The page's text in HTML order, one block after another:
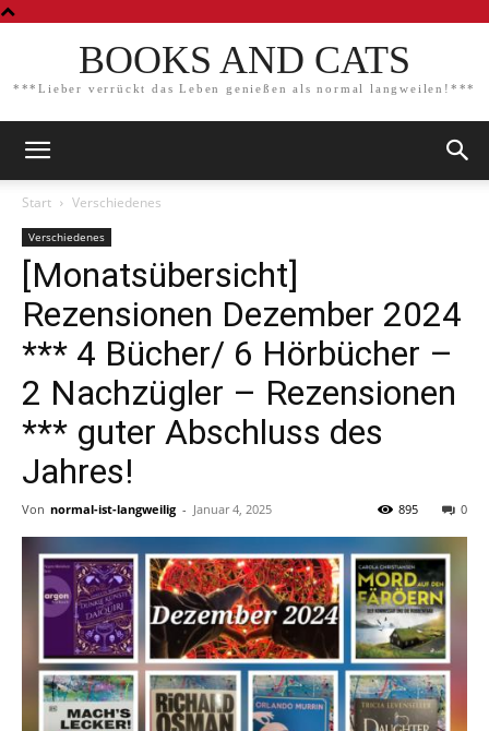
BOOKS AND CATS
***Lieber verrückt das Leben genießen als normal langweilen!***
Start Verschiedenes
Verschiedenes
[Monatsübersicht]
Rezensionen Dezember 2024
*** 4 Bücher/ 6 Hörbücher –
2 Nachzügler – Rezensionen
*** guter Abschluss des
Jahres!
Von normal-ist-langweilig - Januar 4, 2025 0
895